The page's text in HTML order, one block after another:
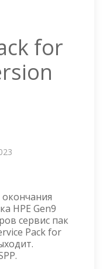
for
окончания
HPE Gen9
сервис пак
Pack for